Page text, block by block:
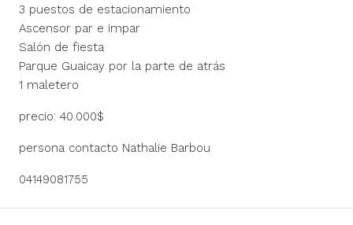
3 puestos de estacionamiento
Ascensor par e impar
Salón de fiesta
Parque Guaicay por la parte de atrás
1 maletero
precio: 40.000$
persona contacto Nathalie Barbou
04149081755